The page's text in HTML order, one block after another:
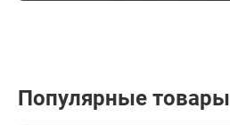
Популярные товары